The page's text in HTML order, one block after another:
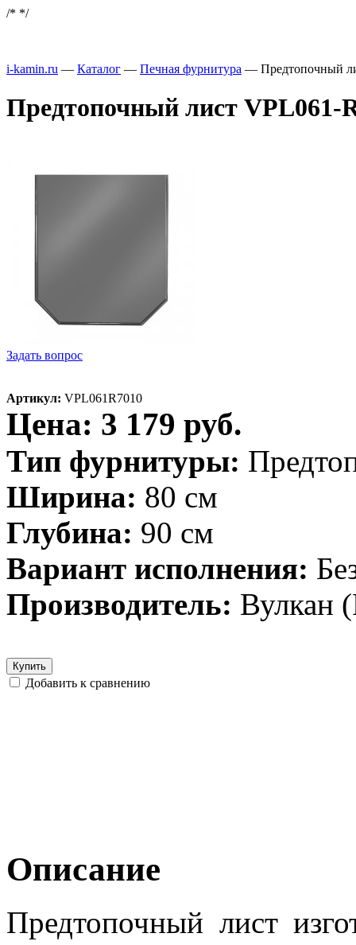
/* */
i-kamin.ru — Каталог — Печная фурнитура — Предтопочный
Предтопочный лист VPL061-
Задать вопрос
Артикул: VPL061R7010
Цена: 3 179 руб.
Тип фурнитуры:
Ширина: 80 см
Глубина: 90 см
Вариант исполнения:
Производитель: Вулкан
Купить
Добавить к сравнению
Описание
Предтопочный лист